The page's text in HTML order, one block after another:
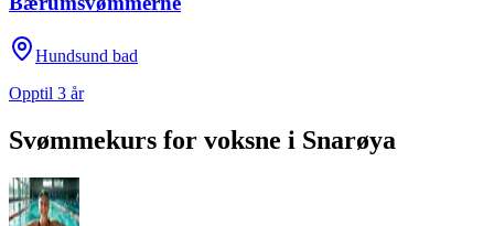
Hundsund bad
Opptil 3 år
Svømmekurs for voksne i Snarøya